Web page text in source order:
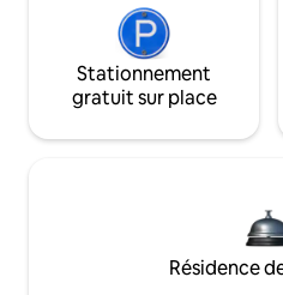
Stationnement
gratuit sur place
Résidence